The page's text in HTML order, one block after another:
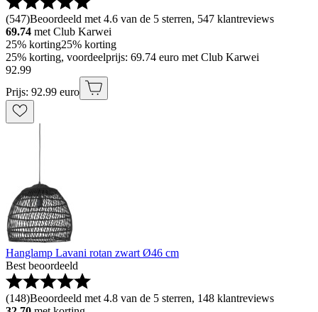
(547)Beoordeeld met 4.6 van de 5 sterren, 547 klantreviews
69.74 met Club Karwei
25% korting25% korting
25% korting, voordeelprijs: 69.74 euro met Club Karwei
92.99
Prijs: 92.99 euro
Hanglamp Lavani rotan zwart Ø46 cm
Best beoordeeld
(148)Beoordeeld met 4.8 van de 5 sterren, 148 klantreviews